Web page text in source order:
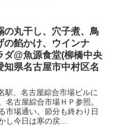
の丸干し、穴子煮、鳥
の餡かけ、ウインナ
ダ@魚源食堂(柳橋中央
知県名古屋市中村区名
駅、名古屋綜合市場ビルに
名古屋綜合市場ＨＰ参照。
市場通い。節分も終わり日
し今日は寒の戻...